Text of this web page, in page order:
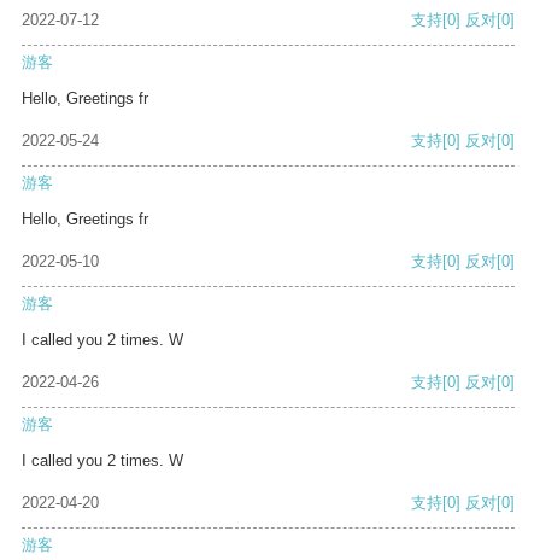
2022-07-12 支持[0] 反对[0]
游客
Hello, Greetings fr
2022-05-24 支持[0] 反对[0]
游客
Hello, Greetings fr
2022-05-10 支持[0] 反对[0]
游客
I called you 2 times. W
2022-04-26 支持[0] 反对[0]
游客
I called you 2 times. W
2022-04-20 支持[0] 反对[0]
游客